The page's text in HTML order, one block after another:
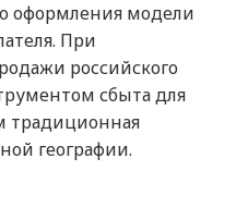
оформления модели
При
российского
сбыта для
традиционная
географии.